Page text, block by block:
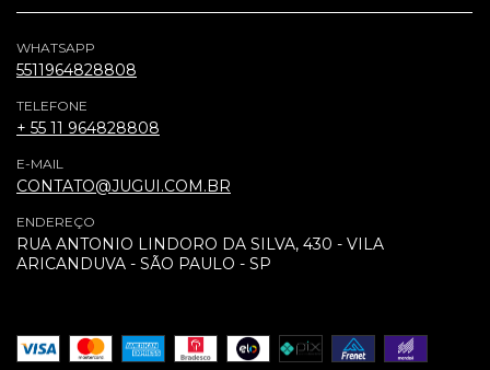
WHATSAPP
5511964828808
TELEFONE
+ 55 11 964828808
E-MAIL
CONTATO@JUGUI.COM.BR
ENDEREÇO
RUA ANTONIO LINDORO DA SILVA, 430 - VILA
ARICANDUVA - SÃO PAULO - SP